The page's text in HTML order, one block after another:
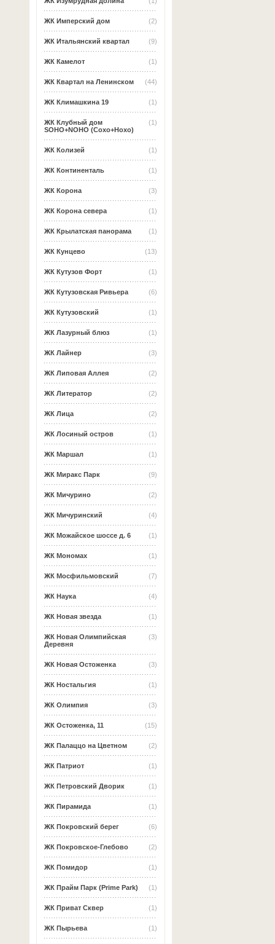
(2)
ЖК Имперский дом
(9)
ЖК Итальянский квартал
(1)
ЖК Камелот
(44)
ЖК Квартал на Ленинском
(1)
ЖК Климашкина 19
(1)
ЖК Клубный дом
SOHO+NOHO (Сохо+Нохо)
(1)
ЖК Колизей
(1)
ЖК Континенталь
(3)
ЖК Корона
(1)
ЖК Корона севера
(1)
ЖК Крылатская панорама
(13)
ЖК Кунцево
(1)
ЖК Кутузов Форт
(6)
ЖК Кутузовская Ривьера
(1)
ЖК Кутузовский
(1)
ЖК Лазурный блюз
(3)
ЖК Лайнер
(2)
ЖК Липовая Аллея
(2)
ЖК Литератор
(2)
ЖК Лица
(1)
ЖК Лосиный остров
(1)
ЖК Маршал
(9)
ЖК Миракс Парк
(2)
ЖК Мичурино
(4)
ЖК Мичуринский
(1)
ЖК Можайское шоссе д. 6
(1)
ЖК Мономах
(7)
ЖК Мосфильмовский
(4)
ЖК Наука
(1)
ЖК Новая звезда
(3)
ЖК Новая Олимпийская
Деревня
(3)
ЖК Новая Остоженка
(1)
ЖК Ностальгия
(3)
ЖК Олимпия
(15)
ЖК Остоженка, 11
(2)
ЖК Палаццо на Цветном
(1)
ЖК Патриот
(1)
ЖК Петровский Дворик
(1)
ЖК Пирамида
(6)
ЖК Покровский берег
(2)
ЖК Покровское-Глебово
(1)
ЖК Помидор
(1)
ЖК Прайм Парк (Prime Park)
(1)
ЖК Приват Сквер
(1)
ЖК Пырьева